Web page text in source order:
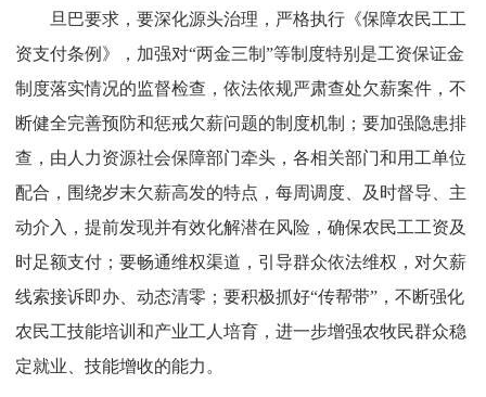
旦巴要求，要深化源头治理，严格执行《保障农民工工
资支付条例》，加强对“两金三制”等制度特别是工资保证金
制度落实情况的监督检查，依法依规严肃查处欠薪案件，不
断健全完善预防和惩戒欠薪问题的制度机制；要加强隐患排
查，由人力资源社会保障部门牵头，各相关部门和用工单位
配合，围绕岁末欠薪高发的特点，每周调度、及时督导、主
动介入，提前发现并有效化解潜在风险，确保农民工工资及
时足额支付；要畅通维权渠道，引导群众依法维权，对欠薪
线索接诉即办、动态清零；要积极抓好“传帮带”，不断强化
农民工技能培训和产业工人培育，进一步增强农牧民群众稳
定就业、技能增收的能力。